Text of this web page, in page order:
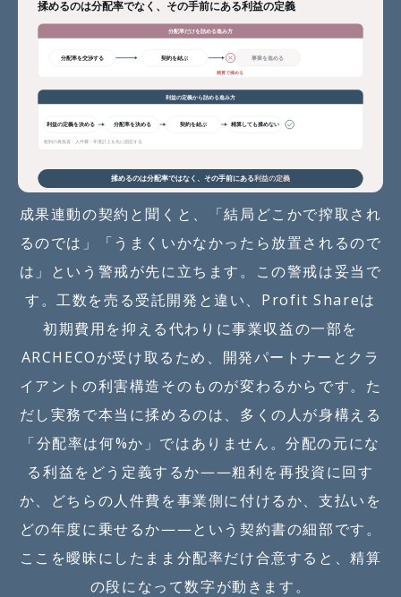
成果連動の契約と聞くと、「結局どこかで搾取され
るのでは」「うまくいかなかったら放置されるので
は」という警戒が先に立ちます。この警戒は妥当で
す。工数を売る受託開発と違い、Profit Shareは
初期費用を抑える代わりに事業収益の一部を
ARCHECOが受け取るため、開発パートナーとクラ
イアントの利害構造そのものが変わるからです。た
だし実務で本当に揉めるのは、多くの人が身構える
「分配率は何%か」ではありません。分配の元にな
る利益をどう定義するか――粗利を再投資に回す
か、どちらの人件費を事業側に付けるか、支払いを
どの年度に乗せるか――という契約書の細部です。
ここを曖昧にしたまま分配率だけ合意すると、精算
の段になって数字が動きます。